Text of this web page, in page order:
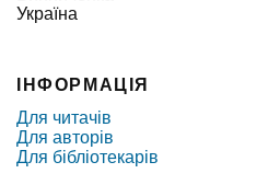
Україна
ІНФОРМАЦІЯ
Для читачів
Для авторів
Для бібліотекарів